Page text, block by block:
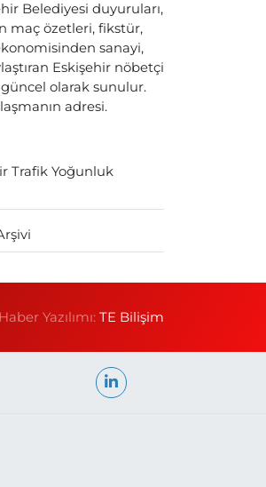
Belediyesi duyuruları,
maç özetleri, fikstür,
sanayi,
Eskişehir nöbetçi
olarak sunulur.
adresi.
Trafik Yoğunluk
Haber Yazılımı:TE Bilişim